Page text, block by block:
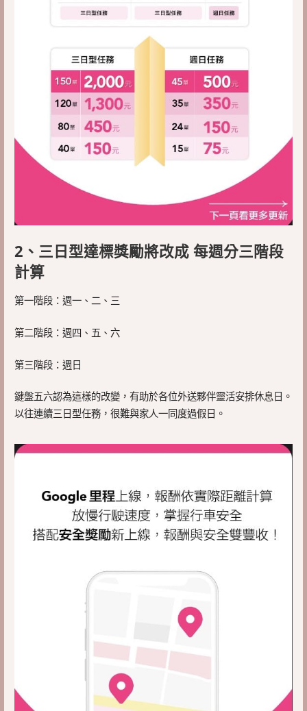
2、三日型達標獎勵將改成 每週分三階段
計算
第一階段：週一、二、三
第二階段：週四、五、六
第三階段：週日
鍵盤五六認為這樣的改變，有助於各位外送夥伴靈活安排休息日。
以往連續三日型任務，很難與家人一同度過假日。